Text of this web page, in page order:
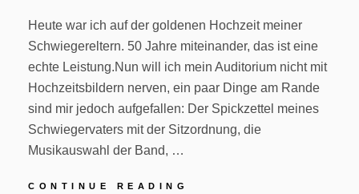
Heute war ich auf der goldenen Hochzeit meiner
Schwiegereltern. 50 Jahre miteinander, das ist eine
echte Leistung.Nun will ich mein Auditorium nicht mit
Hochzeitsbildern nerven, ein paar Dinge am Rande
sind mir jedoch aufgefallen: Der Spickzettel meines
Schwiegervaters mit der Sitzordnung, die
Musikauswahl der Band, …
CONTINUE READING